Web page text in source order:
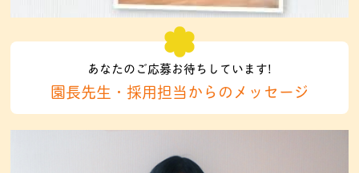
あなたのご応募お待ちしています!
園長先生・採用担当からのメッセージ